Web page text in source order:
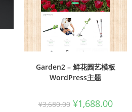
Garden2 – 鲜花园艺模板
WordPress主题
¥3,680.00 ¥1,688.00